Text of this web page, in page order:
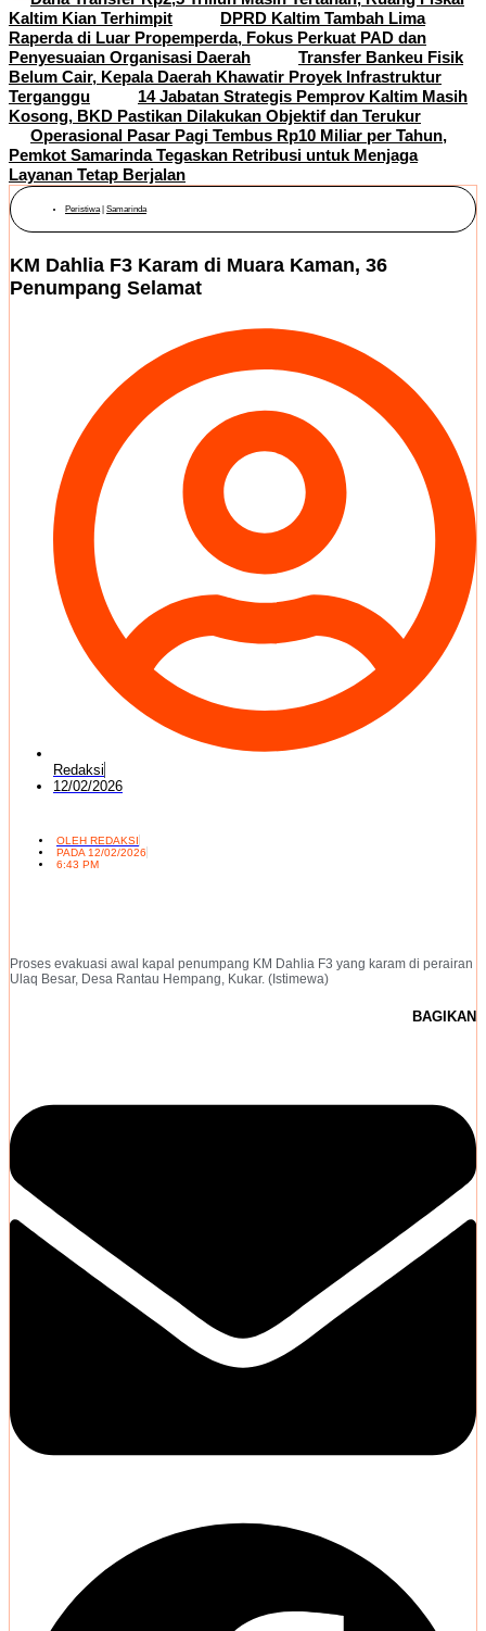
Kaltim Kian Terhimpit
DPRD Kaltim Tambah Lima
Raperda di Luar Propemperda, Fokus Perkuat PAD dan
Penyesuaian Organisasi Daerah
Transfer Bankeu Fisik
Belum Cair, Kepala Daerah Khawatir Proyek Infrastruktur
Terganggu
14 Jabatan Strategis Pemprov Kaltim Masih
Kosong, BKD Pastikan Dilakukan Objektif dan Terukur
Operasional Pasar Pagi Tembus Rp10 Miliar per Tahun,
Pemkot Samarinda Tegaskan Retribusi untuk Menjaga
Layanan Tetap Berjalan
Peristiwa Samarinda
KM Dahlia F3 Karam di Muara Kaman, 36
Penumpang Selamat
Redaksi
12/02/2026
OLEH REDAKSI
PADA12/02/2026
6:43 PM
Proses evakuasi awal kapal penumpang KM Dahlia F3 yang karam di perairan
Ulaq Besar, Desa Rantau Hempang, Kukar. (Istimewa)
BAGIKAN